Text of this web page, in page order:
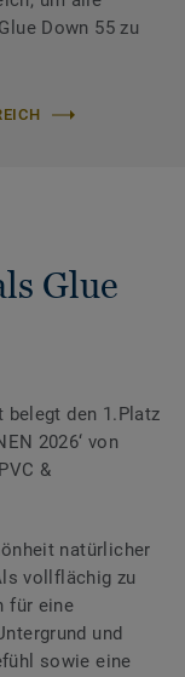
Down 55 zu
Glue
belegt den 1.Platz
2026‘ von
&
natürlicher
vollflächig zu
für eine
und
sowie eine